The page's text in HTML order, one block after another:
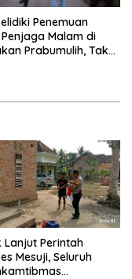
Penemuan
Malam di
Prabumulih, Tak
Lanjut Perintah
Mesuji, Seluruh